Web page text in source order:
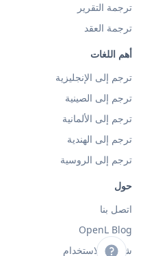
ترجمة التقرير
ترجمة العقد
أهم اللغات
ترجم إلى الإنجليزية
ترجم إلى الصينية
ترجم إلى الألمانية
ترجم إلى الهندية
ترجم إلى الروسية
حول
اتصل بنا
OpenL Blog
شروط الاستخدام